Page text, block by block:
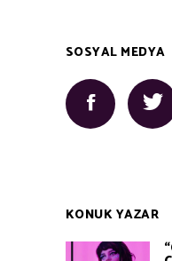
SOSYAL MEDYA
KONUK YAZAR